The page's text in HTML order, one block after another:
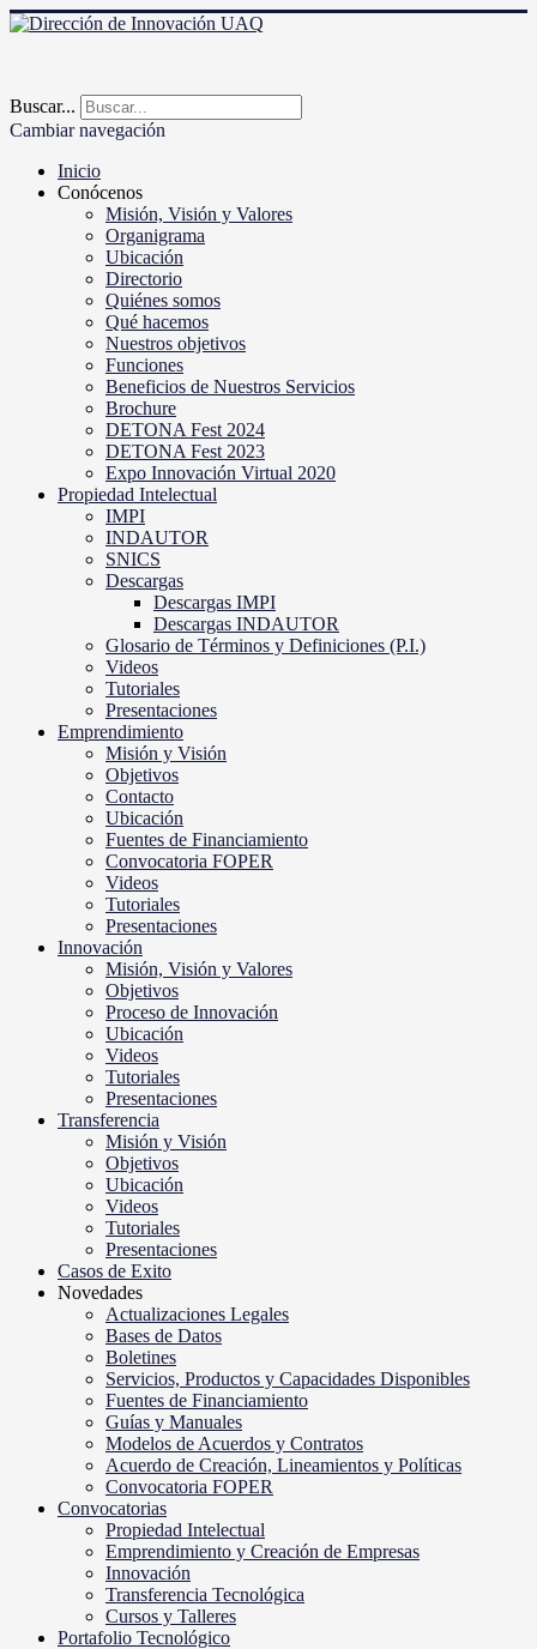
Buscar...
Cambiar navegación
Inicio
Conócenos
Misión, Visión y Valores
Organigrama
Ubicación
Directorio
Quiénes somos
Qué hacemos
Nuestros objetivos
Funciones
Beneficios de Nuestros Servicios
Brochure
DETONA Fest 2024
DETONA Fest 2023
Expo Innovación Virtual 2020
Propiedad Intelectual
IMPI
INDAUTOR
SNICS
Descargas
Descargas IMPI
Descargas INDAUTOR
Glosario de Términos y Definiciones (P.I.)
Videos
Tutoriales
Presentaciones
Emprendimiento
Misión y Visión
Objetivos
Contacto
Ubicación
Fuentes de Financiamiento
Convocatoria FOPER
Videos
Tutoriales
Presentaciones
Innovación
Misión, Visión y Valores
Objetivos
Proceso de Innovación
Ubicación
Videos
Tutoriales
Presentaciones
Transferencia
Misión y Visión
Objetivos
Ubicación
Videos
Tutoriales
Presentaciones
Casos de Exito
Novedades
Actualizaciones Legales
Bases de Datos
Boletines
Servicios, Productos y Capacidades Disponibles
Fuentes de Financiamiento
Guías y Manuales
Modelos de Acuerdos y Contratos
Acuerdo de Creación, Lineamientos y Políticas
Convocatoria FOPER
Convocatorias
Propiedad Intelectual
Emprendimiento y Creación de Empresas
Innovación
Transferencia Tecnológica
Cursos y Talleres
Portafolio Tecnológico